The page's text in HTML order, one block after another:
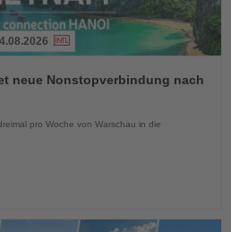
neue Nonstopverbindung nach
pro Woche von Warschau in die